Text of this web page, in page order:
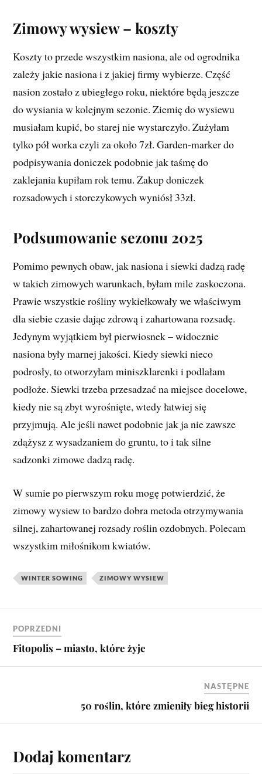
Zimowy wysiew – koszty
Koszty to przede wszystkim nasiona, ale od ogrodnika
zależy jakie nasiona i z jakiej firmy wybierze. Część
nasion zostało z ubiegłego roku, niektóre będą jeszcze
do wysiania w kolejnym sezonie. Ziemię do wysiewu
musiałam kupić, bo starej nie wystarczyło. Zużyłam
tylko pół worka czyli za około 7zł. Garden-marker do
podpisywania doniczek podobnie jak taśmę do
zaklejania kupiłam rok temu. Zakup doniczek
rozsadowych i storczykowych wyniósł 33zł.
Podsumowanie sezonu 2025
Pomimo pewnych obaw, jak nasiona i siewki dadzą radę
w takich zimowych warunkach, byłam mile zaskoczona.
Prawie wszystkie rośliny wykiełkowały we właściwym
dla siebie czasie dając zdrową i zahartowana rozsadę.
Jedynym wyjątkiem był pierwiosnek – widocznie
nasiona były marnej jakości. Kiedy siewki nieco
podrosły, to otworzyłam miniszklarenki i podlałam
podłoże. Siewki trzeba przesadzać na miejsce docelowe,
kiedy nie są zbyt wyrośnięte, wtedy łatwiej się
przyjmują. Ale jeśli nawet podobnie jak ja nie zawsze
zdążysz z wysadzaniem do gruntu, to i tak silne
sadzonki zimowe dadzą radę.
W sumie po pierwszym roku mogę potwierdzić, że
zimowy wysiew to bardzo dobra metoda otrzymywania
silnej, zahartowanej rozsady roślin ozdobnych. Polecam
wszystkim miłośnikom kwiatów.
WINTER SOWING ZIMOWY WYSIEW
POPRZEDNI
Fitopolis – miasto, które żyje
NASTĘPNE
50 roślin, które zmieniły bieg historii
Dodaj komentarz